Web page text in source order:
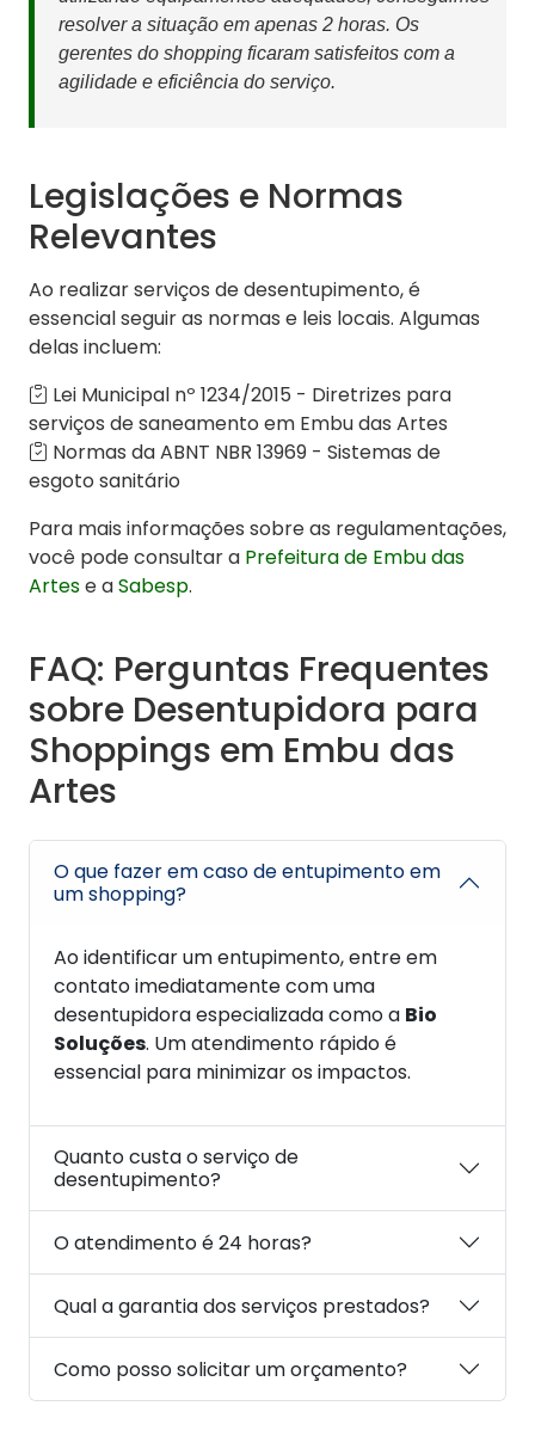
resolver a situação em apenas 2 horas. Os
gerentes do shopping ficaram satisfeitos com a
agilidade e eficiência do serviço.
Legislações e Normas
Relevantes
Ao realizar serviços de desentupimento, é
essencial seguir as normas e leis locais. Algumas
delas incluem:
Lei Municipal nº 1234/2015 - Diretrizes para
serviços de saneamento em Embu das Artes
Normas da ABNT NBR 13969 - Sistemas de
esgoto sanitário
Para mais informações sobre as regulamentações,
você pode consultar a Prefeitura de Embu das
Artese aSabesp.
FAQ: Perguntas Frequentes
sobre Desentupidora para
Shoppings em Embu das
Artes
O que fazer em caso de entupimento em
um shopping?
Ao identificar um entupimento, entre em
contato imediatamente com uma
desentupidora especializada como a Bio
Soluções. Um atendimento rápido é
essencial para minimizar os impactos.
Quanto custa o serviço de
desentupimento?
O atendimento é 24 horas?
Qual a garantia dos serviços prestados?
Como posso solicitar um orçamento?